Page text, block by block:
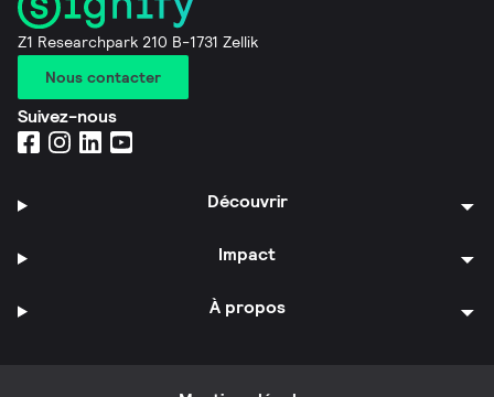
Z1 Researchpark 210 B-1731 Zellik
Nous contacter
Suivez-nous
Découvrir
Impact
À propos